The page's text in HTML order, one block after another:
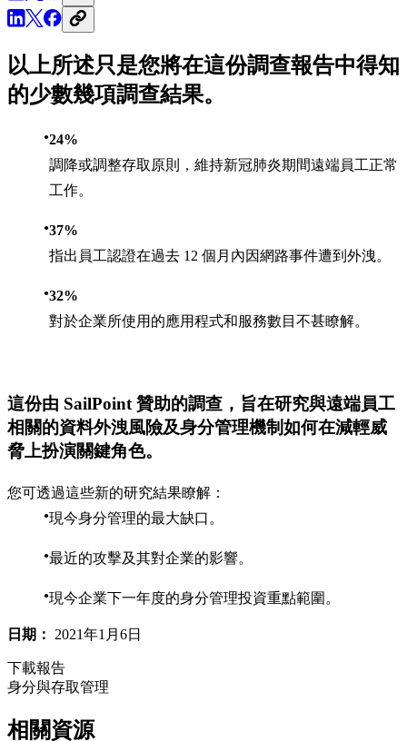
以上所述只是您將在這份調查報告中得知
的少數幾項調查結果。
24%
調降或調整存取原則，維持新冠肺炎期間遠端員工正常
工作。
37%
指出員工認證在過去 12 個月內因網路事件遭到外洩。
32%
對於企業所使用的應用程式和服務數目不甚瞭解。
這份由 SailPoint 贊助的調查，旨在研究與遠端員工
相關的資料外洩風險及身分管理機制如何在減輕威
脅上扮演關鍵角色。
您可透過這些新的研究結果瞭解：
現今身分管理的最大缺口。
最近的攻擊及其對企業的影響。
現今企業下一年度的身分管理投資重點範圍。
日期： 2021年1月6日
下載報告
身分與存取管理
相關資源